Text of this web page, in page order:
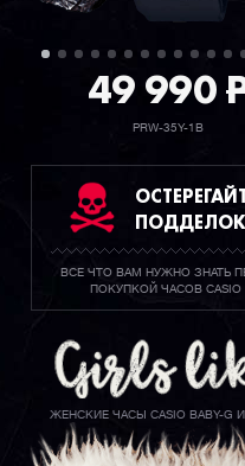
49 990
PRW-35Y-1B
ВСЕ ЧТО ВАМ НУЖНО ЗНАТЬ
ПОКУПКОЙ ЧАСОВ CASIO
ЖЕНСКИЕ ЧАСЫ CASIO BABY-G И